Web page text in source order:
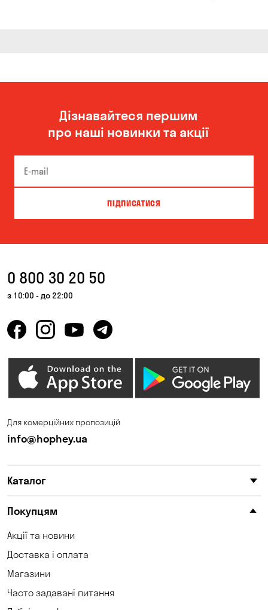
Дізнавайтеся першим
про наші новинки та акції
ПІДПИСАТИСЯ
0 800 30 20 50
з 10:00 - до 22:00
Для комерційних пропозицій
info@hophey.ua
Каталог
Покупцям
Акції та новини
Доставка і оплата
Магазини
Часто задавані питання